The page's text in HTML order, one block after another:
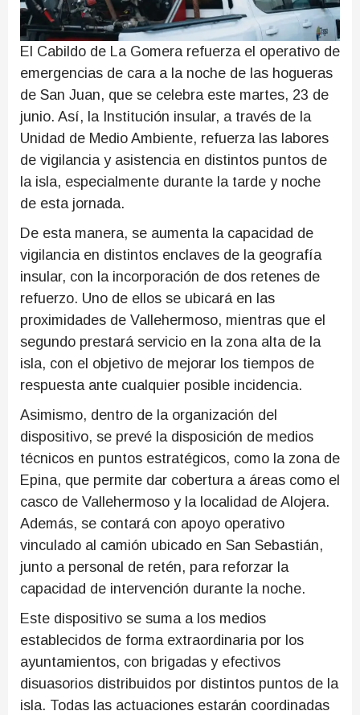
El Cabildo de La Gomera refuerza el operativo de
emergencias de cara a la noche de las hogueras
de San Juan, que se celebra este martes, 23 de
junio. Así, la Institución insular, a través de la
Unidad de Medio Ambiente, refuerza las labores
de vigilancia y asistencia en distintos puntos de
la isla, especialmente durante la tarde y noche
de esta jornada.
De esta manera, se aumenta la capacidad de
vigilancia en distintos enclaves de la geografía
insular, con la incorporación de dos retenes de
refuerzo. Uno de ellos se ubicará en las
proximidades de Vallehermoso, mientras que el
segundo prestará servicio en la zona alta de la
isla, con el objetivo de mejorar los tiempos de
respuesta ante cualquier posible incidencia.
Asimismo, dentro de la organización del
dispositivo, se prevé la disposición de medios
técnicos en puntos estratégicos, como la zona de
Epina, que permite dar cobertura a áreas como el
casco de Vallehermoso y la localidad de Alojera.
Además, se contará con apoyo operativo
vinculado al camión ubicado en San Sebastián,
junto a personal de retén, para reforzar la
capacidad de intervención durante la noche.
Este dispositivo se suma a los medios
establecidos de forma extraordinaria por los
ayuntamientos, con brigadas y efectivos
disuasorios distribuidos por distintos puntos de la
isla. Todas las actuaciones estarán coordinadas